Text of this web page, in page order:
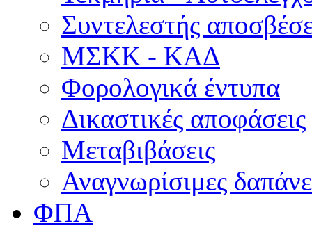
Συντελεστής
ΜΣKΚ - ΚΑΔ
Φορολογικά έντυπα
Δικαστικές αποφάσεις
Μεταβιβάσεις
Αναγνωρίσιμες
ΦΠΑ